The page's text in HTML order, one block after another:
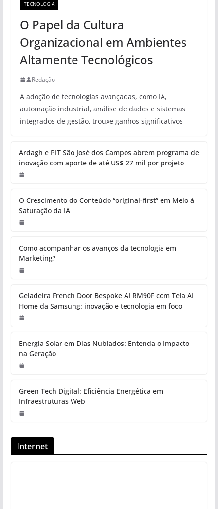
TECNOLOGIA
O Papel da Cultura
Organizacional em Ambientes
Altamente Tecnológicos
Redação
A adoção de tecnologias avançadas, como IA,
automação industrial, análise de dados e sistemas
integrados de gestão, trouxe ganhos significativos
Ardagh e PIT São José dos Campos abrem programa de
inovação com aporte de até US$ 27 mil por projeto
O Crescimento do Conteúdo “original-first” em Meio à
Saturação da IA
Como acompanhar os avanços da tecnologia em
Marketing?
Geladeira French Door Bespoke AI RM90F com Tela AI
Home da Samsung: inovação e tecnologia em foco
Energia Solar em Dias Nublados: Entenda o Impacto
na Geração
Green Tech Digital: Eficiência Energética em
Infraestruturas Web
Internet